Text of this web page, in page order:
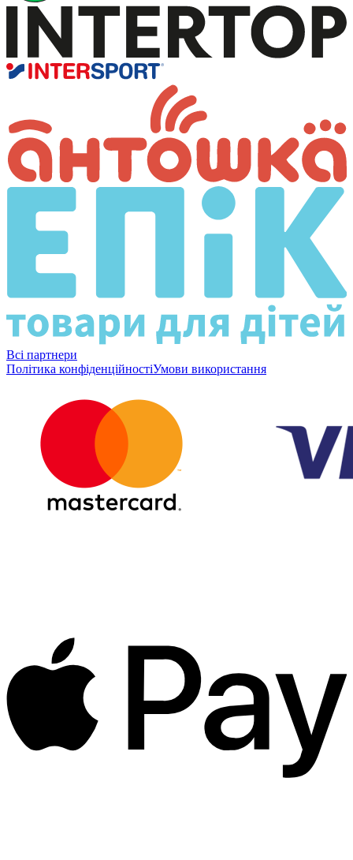
Всі партнери
Політика конфіденційностіУмови використання